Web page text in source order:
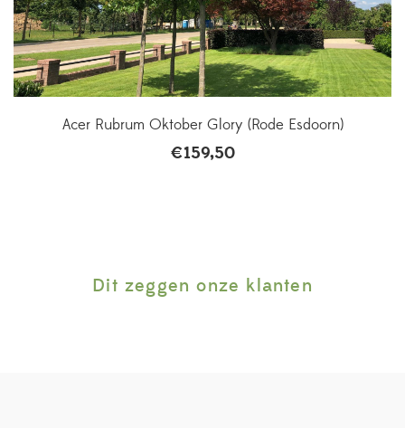
Acer Rubrum Oktober Glory (Rode Esdoorn)
€159,50
Dit zeggen onze klanten